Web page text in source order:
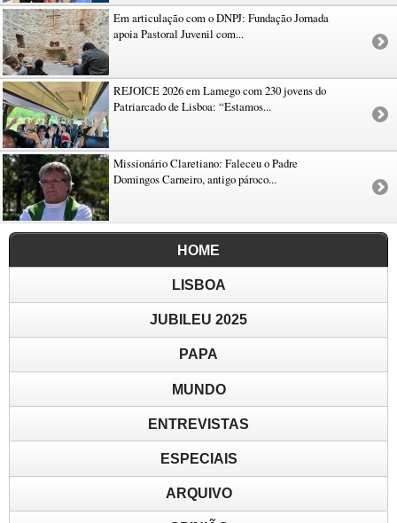
Em articulação com o DNPJ: Fundação Jornada
apoia Pastoral Juvenil com...
REJOICE 2026 em Lamego com 230 jovens do
Patriarcado de Lisboa: “Estamos...
Missionário Claretiano: Faleceu o Padre
Domingos Carneiro, antigo pároco...
HOME
LISBOA
JUBILEU 2025
PAPA
MUNDO
ENTREVISTAS
ESPECIAIS
ARQUIVO